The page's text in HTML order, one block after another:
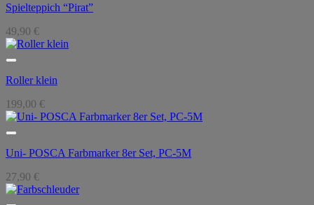
Spielteppich “Pirat”
49,90 €
Roller klein
199,00 €
Uni- POSCA Farbmarker 8er Set, PC-5M
27,90 €